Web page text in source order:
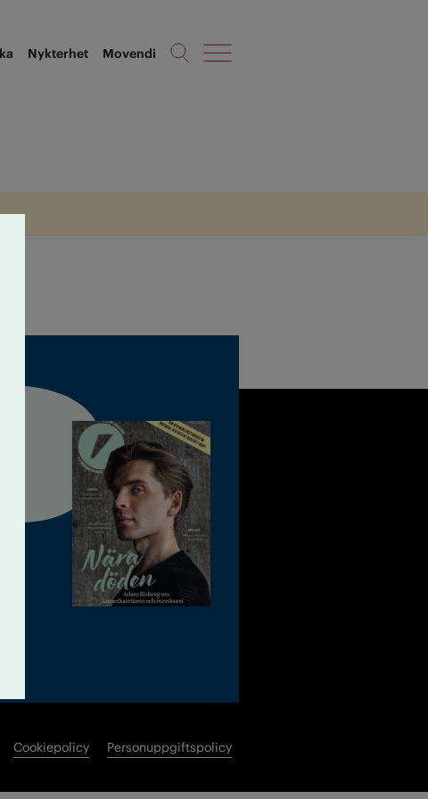
Nykterhet Movendi
Cookiepolicy Personuppgiftspolicy